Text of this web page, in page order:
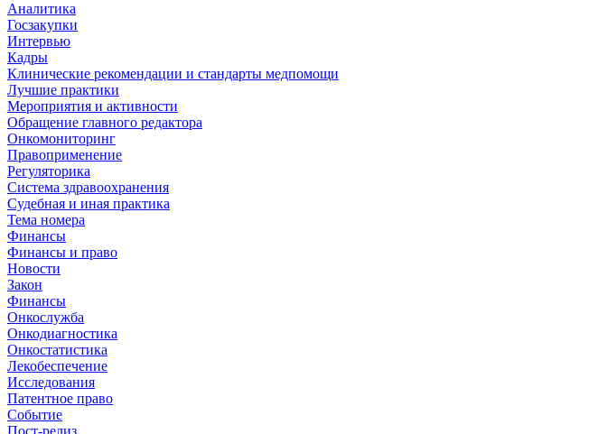
Аналитика
Госзакупки
Интервью
Кадры
Клинические рекомендации и стандарты медпомощи
Лучшие практики
Мероприятия и активности
Обращение главного редактора
Онкомониторинг
Правоприменение
Регуляторика
Система здравоохранения
Судебная и иная практика
Тема номера
Финансы
Финансы и право
Новости
Закон
Финансы
Онкослужба
Онкодиагностика
Онкостатистика
Лекобеспечение
Исследования
Патентное право
Событие
Пост-релиз